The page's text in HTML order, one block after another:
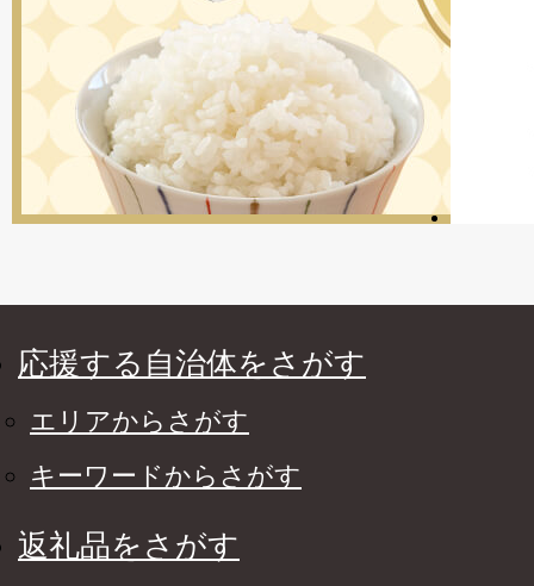
応援する自治体をさがす
エリアからさがす
キーワードからさがす
返礼品をさがす